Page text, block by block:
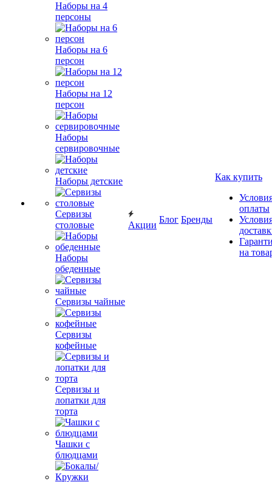
Наборы на 4
персоны
Наборы на 6
персон
Наборы на 12
персон
Наборы
сервировочные
Наборы детские
Сервизы
столовые
Наборы
обеденные
Сервизы чайные
Сервизы
кофейные
Сервизы и
лопатки для
торта
Чашки с
блюдцами
Акции
Блог Бренды
Как купить
оплаты
на